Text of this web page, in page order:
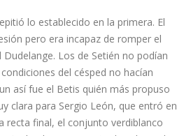
lo establecido en la primera. El
pero era incapaz de romper el
Los de Setién no podían
del césped no hací­an
así­ fue el Betis quién más propuso
clara para Sergio León, que entró en
recta final, el conjunto verdiblanco